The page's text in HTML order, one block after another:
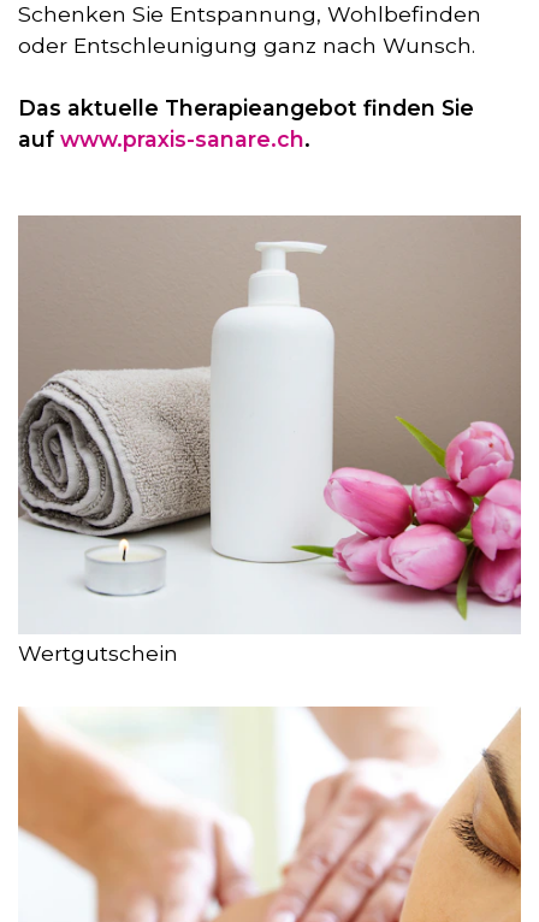
Schenken Sie Entspannung, Wohlbefinden
oder Entschleunigung ganz nach Wunsch.
Das aktuelle Therapieangebot finden Sie
auf www.praxis-sanare.ch.
Wertgutschein